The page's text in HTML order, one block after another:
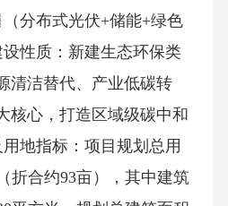
分布式光伏+储能+绿色
性质：新建生态环保类
清洁替代、产业低碳转
核心，打造区域级碳中和
地指标：项目规划总用
折合约93亩），其中建筑